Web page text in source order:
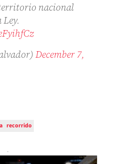
nacional
December 7,
recorrido